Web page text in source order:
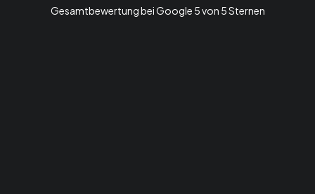
Gesamtbewertung bei Google 5 von 5 Sternen